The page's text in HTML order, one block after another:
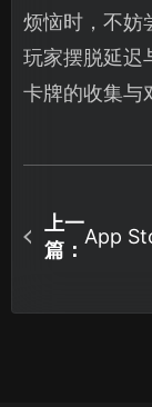
烦恼时，不妨
玩家摆脱延迟
卡牌的收集与
上一
篇：
App
搞定！